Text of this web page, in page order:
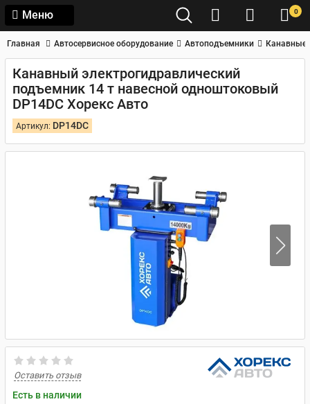
Меню 0
Главная Автосервисное оборудование Автоподъемники Канавные
Канавный электрогидравлический
подъемник 14 т навесной одноштоковый
DP14DC Хорекс Авто
Артикул: DP14DC
Оставить отзыв
Есть в наличии